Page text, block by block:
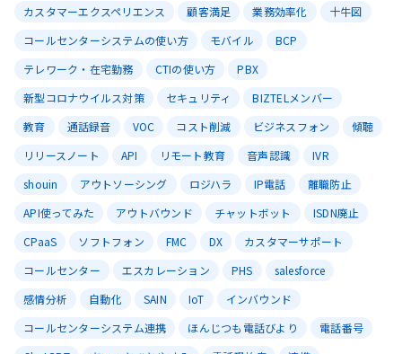
カスタマーエクスペリエンス
顧客満足 業務効率化
十牛図
コールセンターシステムの使い方
モバイル
BCP
テレワーク・在宅勤務
CTIの使い方
PBX
新型コロナウイルス対策
セキュリティ
BIZTELメンバー
教育
通話録音 VOC コスト削減 ビジネスフォン
傾聴
リリースノート
API リモート教育 音声認識
IVR
shouin
アウトソーシング ロジハラ IP電話
離職防止
API使ってみた
アウトバウンド チャットボット
ISDN廃止
CPaaS
ソフトフォン FMC DX
カスタマーサポート
コールセンター
エスカレーション PHS
salesforce
感情分析
自動化 SAIN IoT
インバウンド
コールセンターシステム連携
ほんじつも電話びより
電話番号